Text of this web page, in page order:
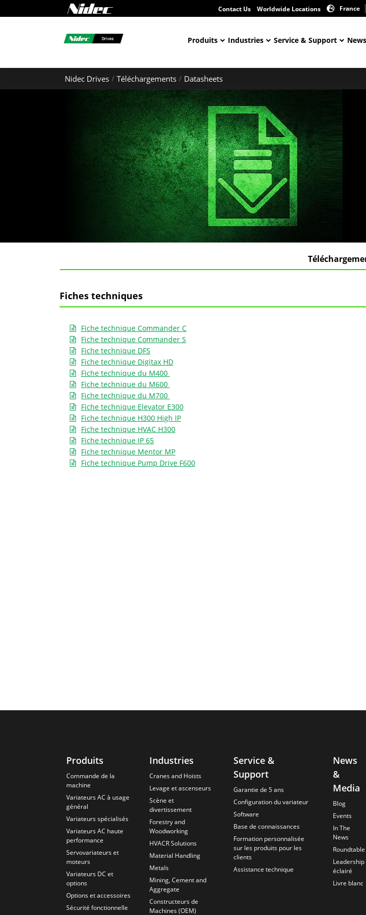
Contact Us Worldwide Locations France
Produits Industries Service & Support
Nidec Drives Téléchargements Datasheets
Fiches techniques
Fiche technique Commander C
Fiche technique Commander S
Fiche technique DFS
Fiche technique Digitax HD
Fiche technique du M400
Fiche technique du M600
Fiche technique du M700
Fiche technique Elevator E300
Fiche technique H300 High IP
Fiche technique HVAC H300
Fiche technique IP 65
Fiche technique Mentor MP
Fiche technique Pump Drive F600
Produits
Commande de la
machine
Variateurs AC à usage
général
Variateurs spécialisés
Variateurs AC haute
performance
Servovariateurs et
moteurs
Variateurs DC et
options
Options et accessoires
Sécurité fonctionnelle
Industries
Cranes and Hoists
Levage et ascenseurs
Scène et
divertissement
Forestry and
Woodworking
HVACR Solutions
Material Handling
Metals
Mining, Cement and
Aggregate
Constructeurs de
Machines (OEM)
Service &
Support
Garantie de 5 ans
Configuration du variateur
Software
Base de connaissances
Formation personnalisée
sur les produits pour les
clients
Assistance technique
News
&
Media
Blog
Events
In The
News
Roundtable
Leadership
éclairé
Livre blanc